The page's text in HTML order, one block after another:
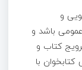
و
باشد و
کتاب و
با